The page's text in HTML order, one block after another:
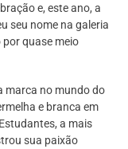
e, este ano, a
seu nome na galeria
quase meio
marca no mundo do
e branca em
a mais
sua paixão